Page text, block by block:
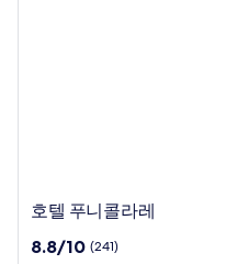
호
푸
호텔 푸니콜라레
10
8.8/10 (241)